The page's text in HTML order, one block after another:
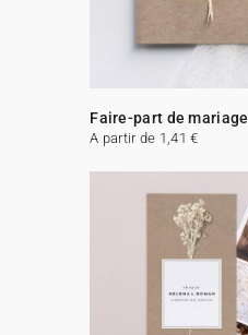
Faire-part de mariage
A partir de 1,41 €